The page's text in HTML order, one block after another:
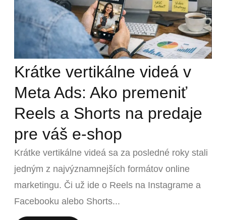
Krátke vertikálne videá v
Meta Ads: Ako premeniť
Reels a Shorts na predaje
pre váš e-shop
Krátke vertikálne videá sa za posledné roky stali
jedným z najvýznamnejších formátov online
marketingu. Či už ide o Reels na Instagrame a
Facebooku alebo Shorts...